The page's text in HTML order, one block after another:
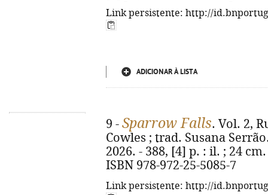
Link persistente: http://
ADICIONAR À LISTA
9 - Sparrow Falls. Vol. 2,
Cowles ; trad. Susana
2026. - 388, [4] p. : il. ; 24
ISBN 978-972-25-5085-7
Link persistente: http://